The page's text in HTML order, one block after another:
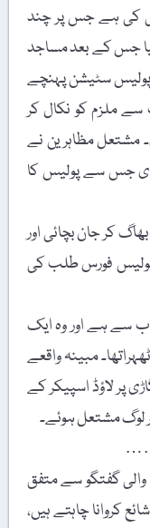
کی ہے جس پر چند
جس کے بعد مساجد
پولیس سٹیشن پہنچے
سے ملزم کو نکال کر
مشتعل مظاہرین نے
دی جس سے پولیس کا
کر جان بچائی اور
فورس طلب کی
سے ہے اور وہ ایک
مبینہ واقعے
پر لاؤڈ اسپیکر کے
لوگ مشتعل ہوئے۔
والی گفتگو سے متفق
کروانا چاہتے ہیں،